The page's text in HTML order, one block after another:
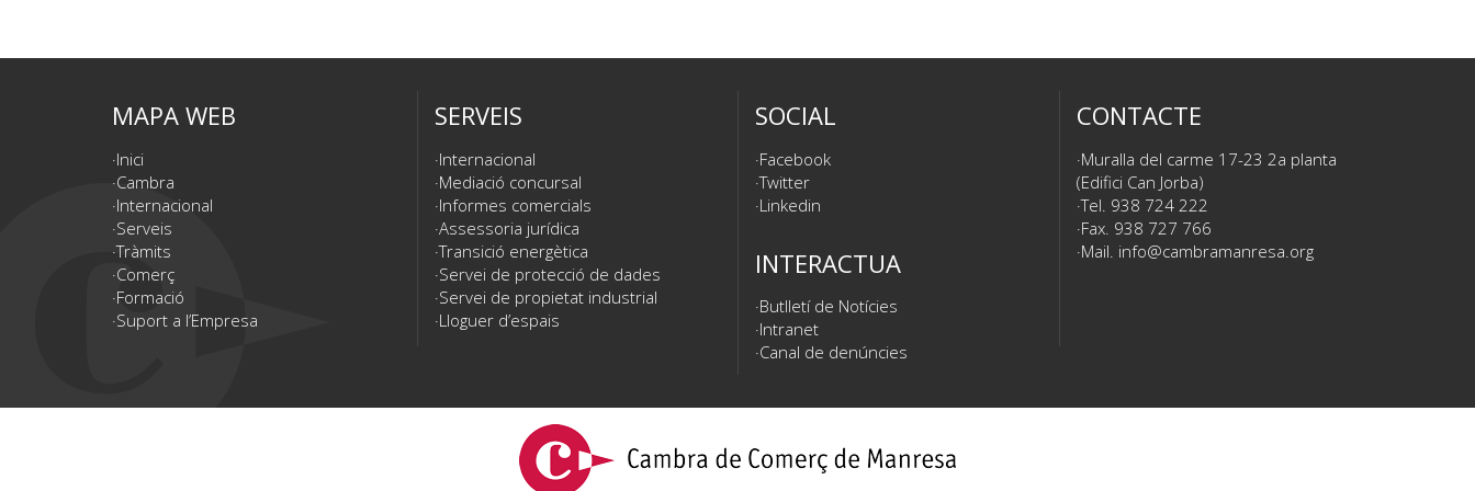
MAPA WEB
Inici
Cambra
Internacional
Serveis
Tràmits
Comerç
Formació
Suport a l’Empresa
SERVEIS
Internacional
Mediació concursal
Informes comercials
Assessoria jurídica
Transició energètica
Servei de protecció de dades
Servei de propietat industrial
Lloguer d’espais
SOCIAL
Facebook
Twitter
Linkedin
INTERACTUA
Butlletí de Notícies
Intranet
Canal de denúncies
CONTACTE
Muralla del carme 17-23 2a planta
(Edifici Can Jorba)
Tel. 938 724 222
Fax. 938 727 766
Mail. info@cambramanresa.org